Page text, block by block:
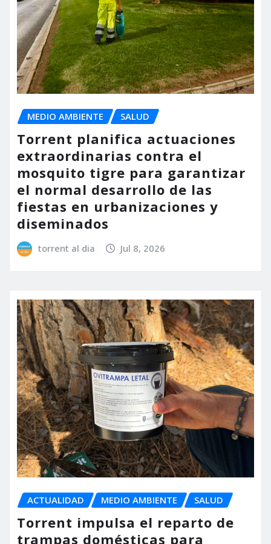
MEDIO AMBIENTE SALUD
Torrent planifica actuaciones
extraordinarias contra el
mosquito tigre para garantizar
el normal desarrollo de las
fiestas en urbanizaciones y
diseminados
torrent al dia Jul 8, 2026
ACTUALIDAD MEDIO AMBIENTE SALUD
Torrent impulsa el reparto de
trampas domésticas para